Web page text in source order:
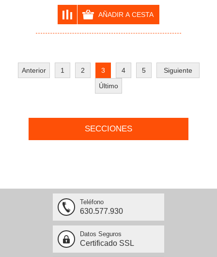
Anterior 1 2 3 4 5
Siguiente
Último
SECCIONES
Teléfono
630.577.930
Datos Seguros
Certificado SSL